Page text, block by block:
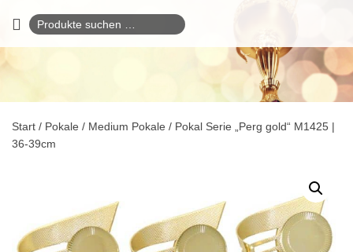
Suchen
nach:
Start / Pokale / Medium Pokale / Pokal Serie „Perg gold“ M1425 |
36-39cm